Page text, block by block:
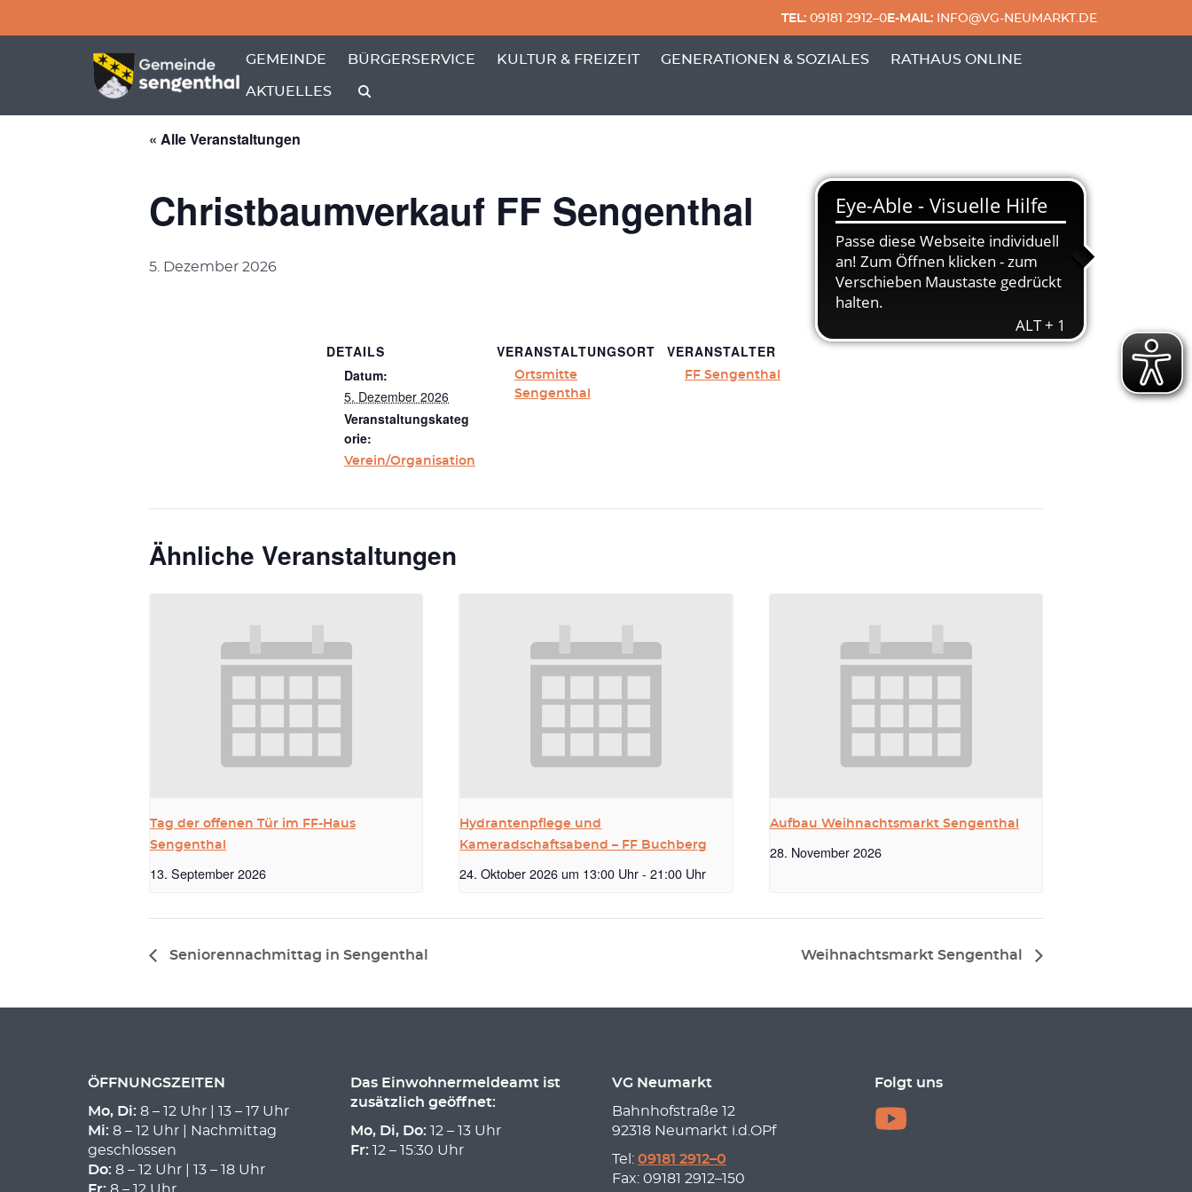
TEL:09181 2912–0E-MAIL:INFO@VG-NEUMARKT.DE
GEMEINDE
ZEIGE MENÜ-UNTERPUNKTE VON 'GEMEINDE'
BÜRGERSERVICE
ZEIGE MENÜ-UNTERPUNKTE VON 'BÜRGERSERVICE'
KULTUR & FREIZEIT GENERATIONEN & SOZIALES RATHAUS ONLINE
AKTUELLES
« Alle Veranstaltungen
Christbaumverkauf FF Sengenthal
5. Dezember 2026
DETAILS
Datum:
5. Dezember 2026
Veranstaltungskateg
orie:
Verein/Organisation
VERANSTALTUNGSORT
Ortsmitte
Sengenthal
VERANSTALTER
FF Sengenthal
Ähnliche Veranstaltungen
Tag der offenen Tür im FF-Haus
Sengenthal
13. September 2026
Hydrantenpflege und
Kameradschaftsabend – FF Buchberg
24. Oktober 2026 um 13:00 Uhr - 21:00 Uhr
Aufbau Weihnachtsmarkt Sengenthal
28. November 2026
Seniorennachmittag in Sengenthal Weihnachtsmarkt Sengenthal
ÖFFNUNGSZEITEN
Mo, Di: 8 – 12 Uhr | 13 – 17 Uhr
Mi: 8 – 12 Uhr | Nachmittag
geschlossen
Do: 8 – 12 Uhr | 13 – 18 Uhr
Das Einwohnermeldeamt ist
zusätzlich geöffnet:
Mo, Di, Do: 12 – 13 Uhr
Fr: 12 – 15:30 Uhr
VG Neumarkt
Bahnhofstraße 12
92318 Neumarkt i.d.OPf
Tel: 09181 2912–0
Fax: 09181 2912–150
Folgt uns